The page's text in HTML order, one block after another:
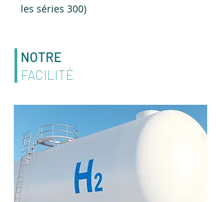
les séries 300)
NOTRE
FACILITÉ